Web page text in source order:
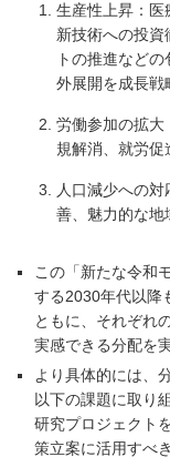
生産性上昇：医
新技術への投
トの推進など
外展開を成長戦
労働参加の拡大
規解消、就労
人口減少への
善、魅力的な地
この「新たな令和
する2030年代以降
ともに、それぞれ
実感できる分配を
より具体的には、
以下の課題に取り
研究プロジェクト
策立案に活用すべき